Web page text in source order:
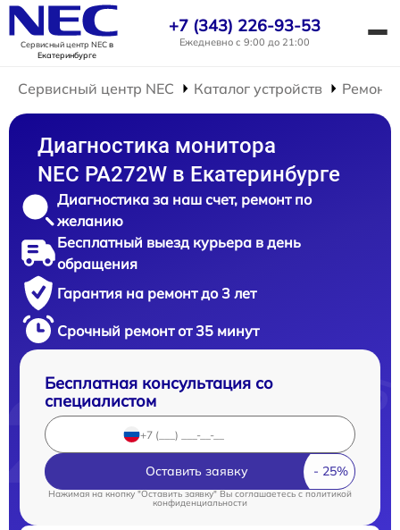
Сервисный центр NECв
Екатеринбурге
+7 (343) 226-93-53
Ежедневно с 9:00 до 21:00
Сервисный центр NEC Каталог устройств Ремонт
Диагностика монитора
NEC PA272W в Екатеринбурге
Диагностика за наш счет, ремонт по
желанию
Бесплатный выезд курьера в день
обращения
Гарантия на ремонт до 3 лет
Срочный ремонт от 35 минут
Бесплатная консультация со
специалистом
Оставить заявку
Нажимая на кнопку "Оставить заявку" Вы соглашаетесь cполитикой
конфиденциальности